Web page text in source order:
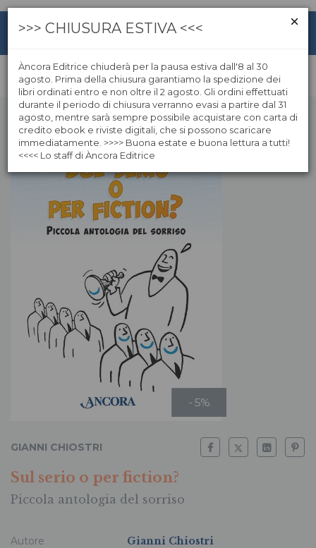
- 5%
GIANNI CHIOSTRI
Sul serio o per fiction?
Piccola antologia del sorriso
Autore
Gianni Chiostri
>>> CHIUSURA ESTIVA <<<
Àncora Editrice chiuderà per la pausa estiva dall'8 al 30
agosto. Prima della chiusura garantiamo la spedizione dei
libri ordinati entro e non oltre il 2 agosto. Gli ordini effettuati
durante il periodo di chiusura verranno evasi a partire dal 31
agosto, mentre sarà sempre possibile acquistare con carta di
credito ebook e riviste digitali, che si possono scaricare
immediatamente. >>>> Buona estate e buona lettura a tutti!
<<<< Lo staff di Àncora Editrice